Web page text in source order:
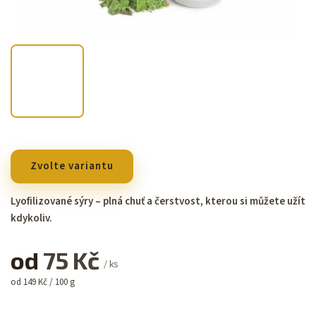
od 75 Kč / ks
od 149 Kč / 100 g
Zvolte variantu
Lyofilizované sýry – plná chuť a čerstvost, kterou si můžete užít
kdykoliv.